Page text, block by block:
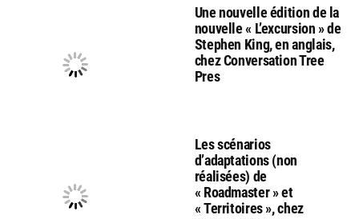
Une nouvelle édition de la
nouvelle « L’excursion » de
Stephen King, en anglais,
chez Conversation Tree
Pres
Les scénarios
d’adaptations (non
réalisées) de
« Roadmaster » et
« Territoires », chez